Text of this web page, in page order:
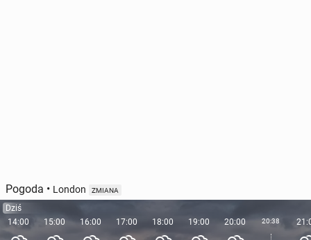
Pogoda • London ZMIANA
Dziś
14:00
15:00 16:00 17:00 18:00 19:00 20:00 20:38